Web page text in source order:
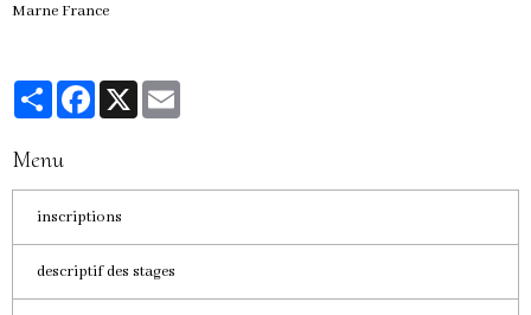
Marne France
PartagerFacebook
X
Menu
inscriptions
descriptif des stages